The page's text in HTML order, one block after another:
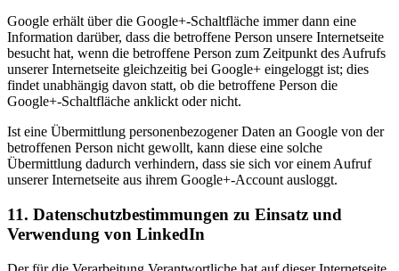
Google erhält über die Google+-Schaltfläche immer dann eine
Information darüber, dass die betroffene Person unsere Internetseite
besucht hat, wenn die betroffene Person zum Zeitpunkt des Aufrufs
unserer Internetseite gleichzeitig bei Google+ eingeloggt ist; dies
findet unabhängig davon statt, ob die betroffene Person die
Google+-Schaltfläche anklickt oder nicht.
Ist eine Übermittlung personenbezogener Daten an Google von der
betroffenen Person nicht gewollt, kann diese eine solche
Übermittlung dadurch verhindern, dass sie sich vor einem Aufruf
unserer Internetseite aus ihrem Google+-Account ausloggt.
11. Datenschutzbestimmungen zu Einsatz und
Verwendung von LinkedIn